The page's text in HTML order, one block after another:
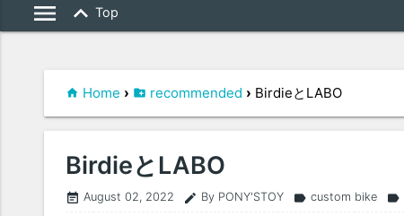
menu keyboard_arrow_up Top
Home › recommended › BirdieとLABO
BirdieとLABO
event_note August 02, 2022 edit By PONY'STOY label custom bike label